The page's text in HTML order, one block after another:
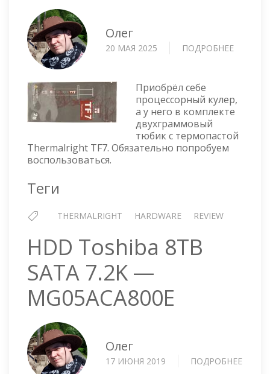
Олег
20 МАЯ 2025 ПОДРОБНЕЕ
TF7
Приобрёл себе
процессорный кулер,
а у него в комплекте
двухграммовый
тюбик с термопастой
Thermalright TF7. Обязательно попробуем
воспользоваться.
Теги
THERMALRIGHT HARDWARE REVIEW
HDD Toshiba 8TB
SATA 7.2K —
MG05ACA800E
Олег
17 ИЮНЯ 2019 ПОДРОБНЕЕ